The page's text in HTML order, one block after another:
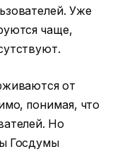
Уже
чаще,
от
понимая, что
Но
Госдумы